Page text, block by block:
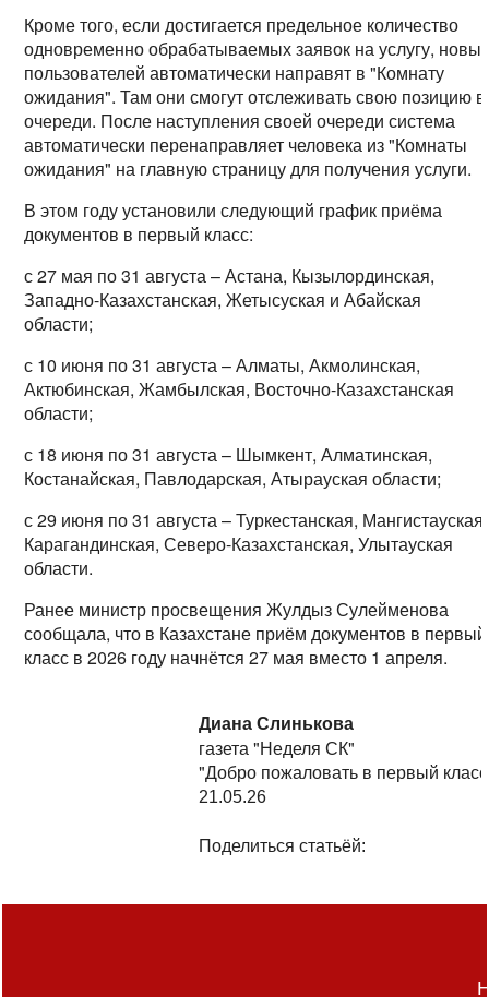
Кроме того, если достигается предельное количество
одновременно обрабатываемых заявок на услугу,
пользователей автоматически направят в "Комнату
ожидания". Там они смогут отслеживать свою позицию в
очереди. После наступления своей очереди система
автоматически перенаправляет человека из "Комнаты
ожидания" на главную страницу для получения услуги.
В этом году установили следующий график приёма
документов в первый класс:
с 27 мая по 31 августа – Астана, Кызылординская,
Западно-Казахстанская, Жетысуская и Абайская
области;
с 10 июня по 31 августа – Алматы, Акмолинская,
Актюбинская, Жамбылская, Восточно-Казахстанская
области;
с 18 июня по 31 августа – Шымкент, Алматинская,
Костанайская, Павлодарская, Атырауская области;
с 29 июня по 31 августа – Туркестанская, Мангистауская,
Карагандинская, Северо-Казахстанская, Улытауская
области.
Ранее министр просвещения Жулдыз Сулейменова
сообщала, что в Казахстане приём документов в первый
класс в 2026 году начнётся 27 мая вместо 1 апреля.
Диана Слинькова
газета "Неделя СК"
"Добро пожаловать в первый
21.05.26
Поделиться статьёй: